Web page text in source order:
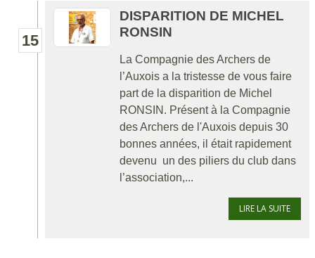
15
DISPARITION DE MICHEL
RONSIN
La Compagnie des Archers de
l’Auxois a la tristesse de vous faire
part de la disparition de Michel
RONSIN. Présent à la Compagnie
des Archers de l'Auxois depuis 30
bonnes années, il était rapidement
devenu un des piliers du club dans
l’association,...
LIRE LA SUITE